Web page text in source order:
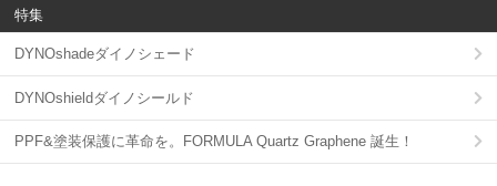
特集
DYNOshadeダイノシェード
DYNOshieldダイノシールド
PPF&塗装保護に革命を。FORMULA Quartz Graphene 誕生！